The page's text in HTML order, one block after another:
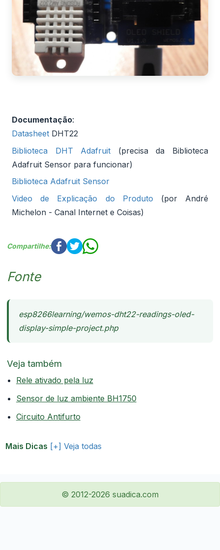
Documentação:
Datasheet DHT22
Biblioteca DHT Adafruit (precisa da Biblioteca
Adafruit Sensor para funcionar)
Biblioteca Adafruit Sensor
Video de Explicação do Produto (por André
Michelon - Canal Internet e Coisas)
Compartilhe:
Fonte
esp8266learning/wemos-dht22-readings-oled-
display-simple-project.php
Veja também
Rele ativado pela luz
Sensor de luz ambiente BH1750
Circuito Antifurto
Mais Dicas [+] Veja todas
© 2012-2026 suadica.com